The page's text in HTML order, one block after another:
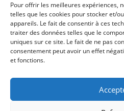
Pour offrir les meilleures expériences,
telles que les cookies pour stocker et/
appareils. Le fait de consentir à ces
traiter des données telles que le
uniques sur ce site. Le fait de ne pas
consentement peut avoir un effet
et fonctions.
Conditions générales
Déclaration de